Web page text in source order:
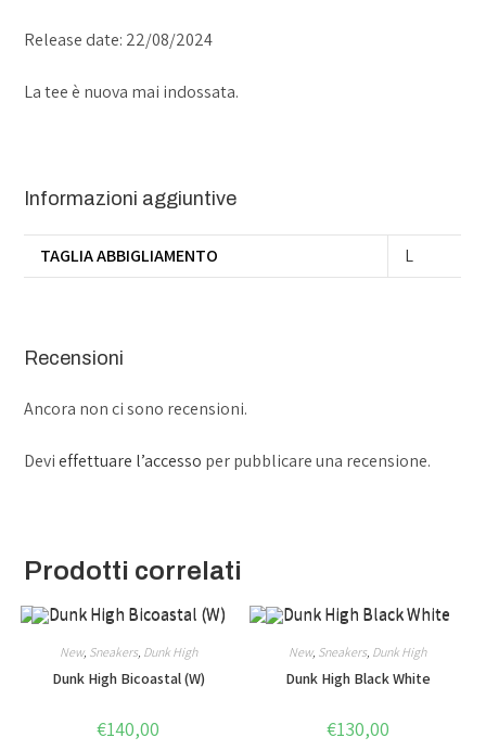
Release date: 22/08/2024
La tee è nuova mai indossata.
Informazioni aggiuntive
TAGLIA ABBIGLIAMENTO L
Recensioni
Ancora non ci sono recensioni.
Devieffettuare l’accesso per pubblicare una recensione.
Prodotti correlati
New, Sneakers, Dunk High
Dunk High Bicoastal (W)
€140,00
New, Sneakers Dunk High
Dunk High Black White
€130,00